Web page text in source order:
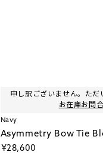
Navy
Asymmetry Bow Tie
¥28,600
申し訳ございません。ただ
お在庫お問